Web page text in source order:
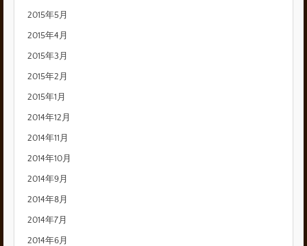
2015年5月
2015年4月
2015年3月
2015年2月
2015年1月
2014年12月
2014年11月
2014年10月
2014年9月
2014年8月
2014年7月
2014年6月